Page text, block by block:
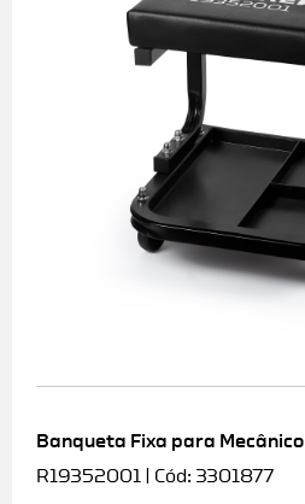
Banqueta Fixa para Mecânico
R19352001 | Cód: 3301877